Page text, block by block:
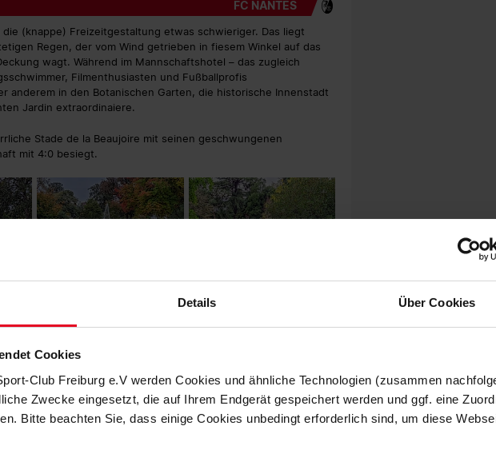
Details Über Cookies
Cookies
Club Freiburg e.V werden Cookies und ähnliche Technologien (zusammen
Zwecke eingesetzt, die auf Ihrem Endgerät gespeichert werden und ggf. eine
Bitte beachten Sie, dass einige Cookies unbedingt erforderlich sind, um diese
FC NANTES
(knappe) Freizeitgestaltung etwas schwieriger. Das liegt
Regen, der vom Wind getrieben in fiesem Winkel auf das
wagt. Während im Mannschaftshotel – das zugleich
Filmenthusiasten und Fußballprofis
in den Botanischen Garten, die historische Innenstadt
Jardin extraordinaiere.
Stade de la Beaujoire mit seinen geschwungenen
mit 4:0 besiegt.